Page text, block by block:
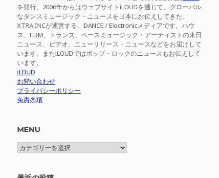
を発行、2006年からはウェブサイトiLOUDを通じて、グローバル
なダンスミュージック・ニュースを日本にお伝えしてきた、
XTRA INCが運営する、DANCE / Electronicメディアです。ハウ
ス、EDM、トランス、ベースミュージック・アーティストの来日
ニュース、ビデオ、ニューリリース・ニュースなどをお届けして
います。またiLOUDではポップ・ロックのニュースもお伝えして
います。
iLOUD
お問い合わせ
プライバシーポリシー
免責条項
MENU
MENU